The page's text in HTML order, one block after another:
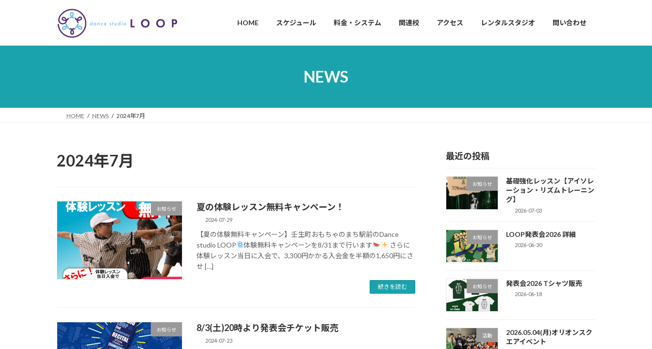
プ
動
HOME スケジュール 料金・システム 関連校 アクセス レンタルスタジオ 問い合わせ
NEWS
HOME NEWS 2024年7月
2024年7月
お知らせ 夏の体験レッスン無料キャンペーン！
2024-07-29
【夏の体験無料キャンペーン】壬生町おもちゃのまち駅前のDance
studio LOOP
体験無料キャンペーンを8/31まで行います
さらに
体験レッスン当日に入会で、3,300円かかる入会金を半額の1,650円にさ
せ […]
続きを読む
お知らせ 8/3(土)20時より発表会チケット販売
2024-07-23
最近の投稿
お知らせ
基礎強化レッスン【アイソレ
ーション・リズムトレーニン
グ】
2026-07-03
お知らせ LOOP発表会2026 詳細
2026-06-30
お知らせ 発表会2026 Tシャツ販売
2026-06-18
活動
2026.05.04(月)オリオンスク
エアイベント